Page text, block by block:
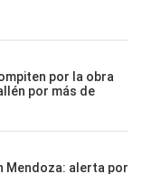
por la obra
por más de
Mendoza: alerta por